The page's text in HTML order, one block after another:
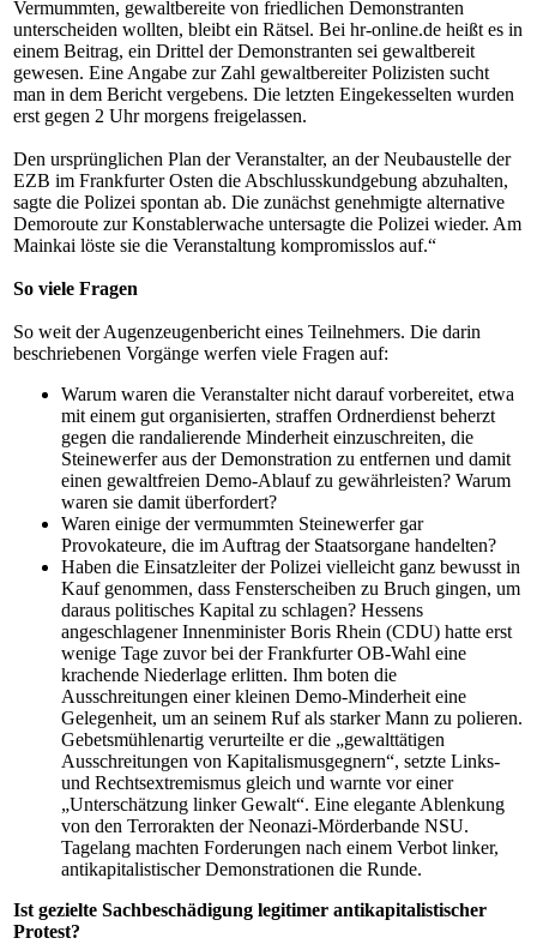
Vermummten, gewaltbereite von friedlichen Demonstranten
unterscheiden wollten, bleibt ein Rätsel. Bei hr-online.de heißt es in
einem Beitrag, ein Drittel der Demonstranten sei gewaltbereit
gewesen. Eine Angabe zur Zahl gewaltbereiter Polizisten sucht
man in dem Bericht vergebens. Die letzten Eingekesselten wurden
erst gegen 2 Uhr morgens freigelassen.
Den ursprünglichen Plan der Veranstalter, an der Neubaustelle der
EZB im Frankfurter Osten die Abschlusskundgebung abzuhalten,
sagte die Polizei spontan ab. Die zunächst genehmigte alternative
Demoroute zur Konstablerwache untersagte die Polizei wieder. Am
Mainkai löste sie die Veranstaltung kompromisslos auf.“
So viele Fragen
So weit der Augenzeugenbericht eines Teilnehmers. Die darin
beschriebenen Vorgänge werfen viele Fragen auf:
Warum waren die Veranstalter nicht darauf vorbereitet, etwa
mit einem gut organisierten, straffen Ordnerdienst beherzt
gegen die randalierende Minderheit einzuschreiten, die
Steinewerfer aus der Demonstration zu entfernen und damit
einen gewaltfreien Demo-Ablauf zu gewährleisten? Warum
waren sie damit überfordert?
Waren einige der vermummten Steinewerfer gar
Provokateure, die im Auftrag der Staatsorgane handelten?
Haben die Einsatzleiter der Polizei vielleicht ganz bewusst in
Kauf genommen, dass Fensterscheiben zu Bruch gingen, um
daraus politisches Kapital zu schlagen? Hessens
angeschlagener Innenminister Boris Rhein (CDU) hatte erst
wenige Tage zuvor bei der Frankfurter OB-Wahl eine
krachende Niederlage erlitten. Ihm boten die
Ausschreitungen einer kleinen Demo-Minderheit eine
Gelegenheit, um an seinem Ruf als starker Mann zu polieren.
Gebetsmühlenartig verurteilte er die „gewalttätigen
Ausschreitungen von Kapitalismusgegnern“, setzte Links-
und Rechtsextremismus gleich und warnte vor einer
„Unterschätzung linker Gewalt“. Eine elegante Ablenkung
von den Terrorakten der Neonazi-Mörderbande NSU.
Tagelang machten Forderungen nach einem Verbot linker,
antikapitalistischer Demonstrationen die Runde.
Ist gezielte Sachbeschädigung legitimer antikapitalistischer
Protest?